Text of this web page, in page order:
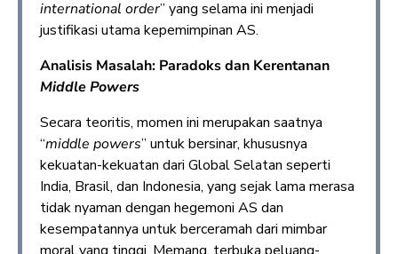
international order” yang selama ini menjadi
justifikasi utama kepemimpinan AS.
Analisis Masalah: Paradoks dan Kerentanan
Middle Powers
Secara teoritis, momen ini merupakan saatnya
“middle powers” untuk bersinar, khususnya
kekuatan-kekuatan dari Global Selatan seperti
India, Brasil, dan Indonesia, yang sejak lama merasa
tidak nyaman dengan hegemoni AS dan
kesempatannya untuk berceramah dari mimbar